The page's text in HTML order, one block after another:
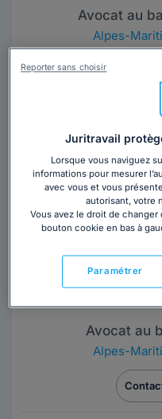
Avocat au
Alpes-
Avocate au Barreau de
domaine du droit de la
de la sécurité sociale
Maître
Avocat au
Alpes-
Juritravail
Lorsque vous naviguez
informations pour mesurer
avec vous et vous
autorisant, votre
Vous avez le droit de changer
bouton cookie en bas à
Paramétrer
Reporter sans choisir